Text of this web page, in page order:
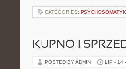
CATEGORIES:
KUPNO I
POSTED BY ADMIN LIP - 14